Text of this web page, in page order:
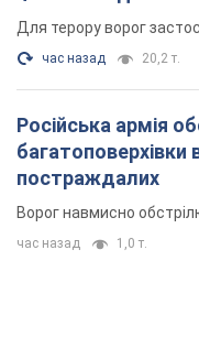
Для терору ворог
час назад 20,2 т.
Російська армія
багатоповерхівки
постраждалих
Ворог навмисно
час назад 1,0 т.